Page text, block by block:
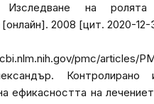
Изследване на
[онлайн]. 2008 [цит. 2020-
pmc/articles/
Контролирано
ефикасността на